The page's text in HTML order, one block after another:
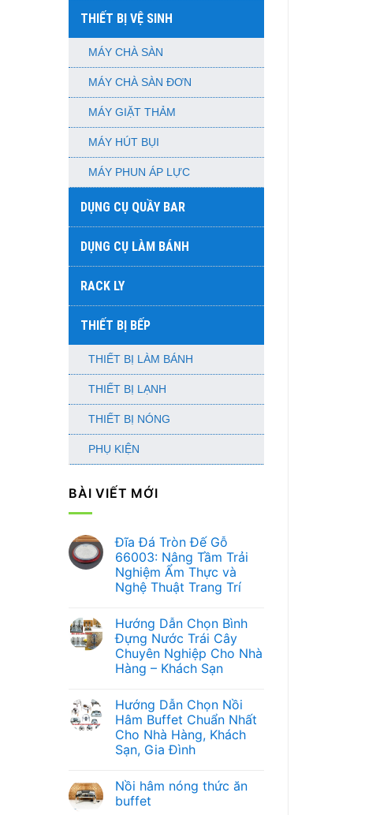
THIẾT BỊ VỆ SINH
MÁY CHÀ SÀN
MÁY CHÀ SÀN ĐƠN
MÁY GIẶT THẢM
MÁY HÚT BỤI
MÁY PHUN ÁP LỰC
DỤNG CỤ QUẦY BAR
DỤNG CỤ LÀM BÁNH
RACK LY
THIẾT BỊ BẾP
THIẾT BỊ LÀM BÁNH
THIẾT BỊ LẠNH
THIẾT BỊ NÓNG
PHỤ KIỆN
BÀI VIẾT MỚI
Đĩa Đá Tròn Đế Gỗ
66003: Nâng Tầm Trải
Nghiệm Ẩm Thực và
Nghệ Thuật Trang Trí
bình
luận
ở
Đĩa
Đá
Tròn
66003:
Nâng
Tầm
Trải
Nghiệm
Ẩm
Nghệ
Thuật
Trang
Hướng Dẫn Chọn Bình
Đựng Nước Trái Cây
Chuyên Nghiệp Cho Nhà
Hàng – Khách Sạn
bình
luận
ở
Hướng
Dẫn
Chọn
Nước
Trái
Cây
Hướng Dẫn Chọn Nồi
Hâm Buffet Chuẩn Nhất
Cho Nhà Hàng, Khách
Sạn, Gia Đình
bình
luận
ở
Nồi hâm nóng thức ăn
buffet